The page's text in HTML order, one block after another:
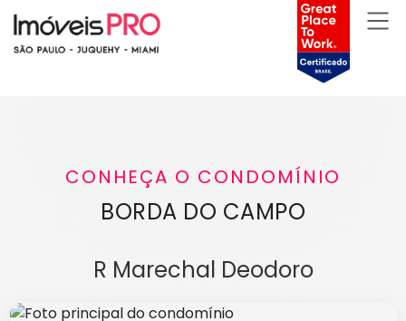
CONHEÇA O CONDOMÍNIO
BORDA DO CAMPO
R Marechal Deodoro